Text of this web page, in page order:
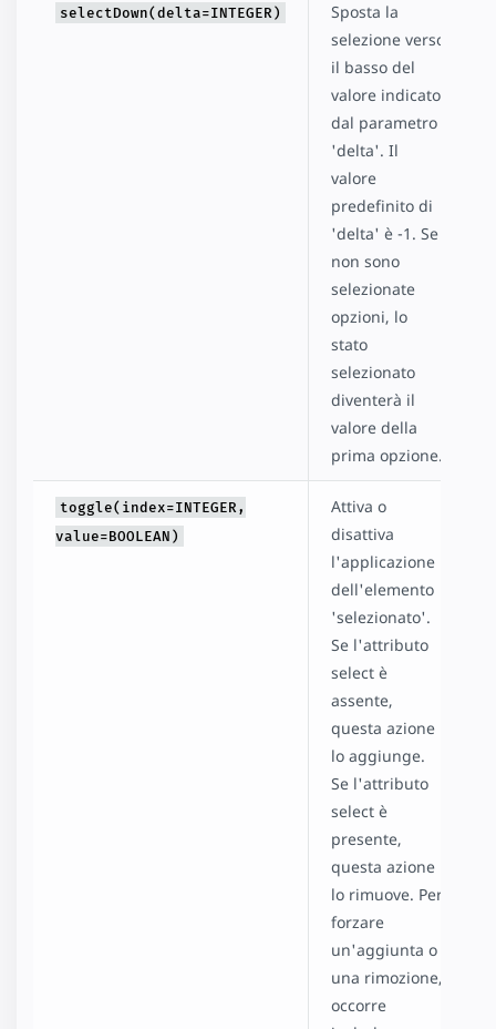
selectDown(delta=INTEGER)
Sposta la
selezione verso
il basso del
valore indicato
dal parametro
'delta'. Il
valore
predefinito di
'delta' è -1. Se
non sono
selezionate
opzioni, lo
stato
selezionato
diventerà il
valore della
prima opzione.
toggle(index=INTEGER,
value=BOOLEAN)
Attiva o
disattiva
l'applicazione
dell'elemento
'selezionato'.
Se l'attributo
select è
assente,
questa azione
lo aggiunge.
Se l'attributo
select è
presente,
questa azione
lo rimuove. Per
forzare
un'aggiunta o
una rimozione,
occorre